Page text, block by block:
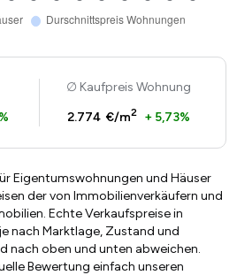
Kaufpreis Wohnung
2.774 €/m2 + 5,73%
Eigentumswohnungen und Häuser
der von Immobilienverkäufern und
Echte Verkaufspreise in
nach Marktlage, Zustand und
nach oben und unten abweichen.
Bewertung einfach unseren